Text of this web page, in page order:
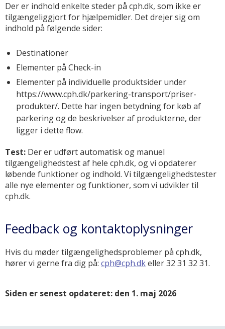
Der er indhold enkelte steder på cph.dk, som ikke er
tilgængeliggjort for hjælpemidler. Det drejer sig om
indhold på følgende sider:
Destinationer
Elementer på Check-in
Elementer på individuelle produktsider under
https://www.cph.dk/parkering-transport/priser-
produkter/. Dette har ingen betydning for køb af
parkering og de beskrivelser af produkterne, der
ligger i dette flow.
Test: Der er udført automatisk og manuel
tilgængelighedstest af hele cph.dk, og vi opdaterer
løbende funktioner og indhold. Vi tilgængelighedstester
alle nye elementer og funktioner, som vi udvikler til
cph.dk.
Feedback og kontaktoplysninger
Hvis du møder tilgængelighedsproblemer på cph.dk,
hører vi gerne fra dig på: cph@cph.dkeller 32 31 32 31.
Siden er senest opdateret: den 1. maj 2026